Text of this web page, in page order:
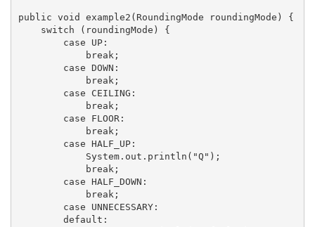
public void example2(RoundingMode roundingMode) {
    switch (roundingMode) {
        case UP:
            break;
        case DOWN:
            break;
        case CEILING:
            break;
        case FLOOR:
            break;
        case HALF_UP:
            System.out.println("Q");
            break;
        case HALF_DOWN:
            break;
        case UNNECESSARY:
        default: